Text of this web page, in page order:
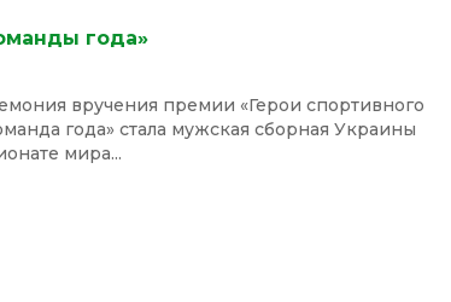
года»
вручения премии «Герои спортивного
года» стала мужская сборная Украины
мира...